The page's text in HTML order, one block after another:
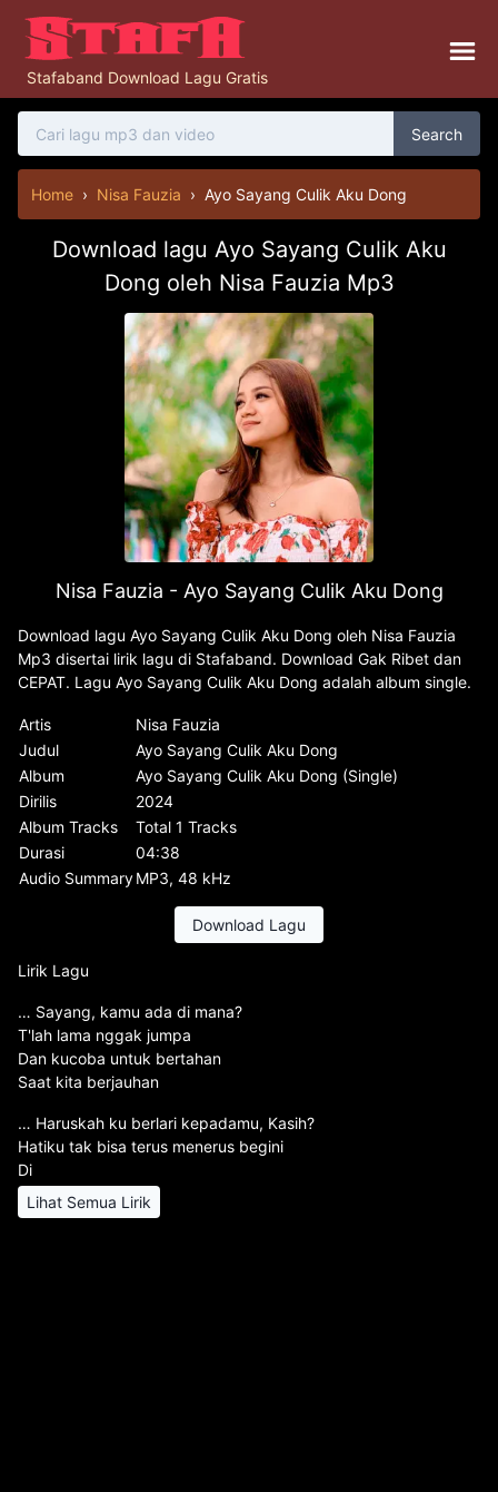
Stafaband Download Lagu Gratis
Search
Home › Nisa Fauzia › Ayo Sayang Culik Aku Dong
Download lagu Ayo Sayang Culik Aku
Dong oleh Nisa Fauzia Mp3
Nisa Fauzia - Ayo Sayang Culik Aku Dong
Download lagu Ayo Sayang Culik Aku Dong oleh Nisa Fauzia
Mp3 disertai lirik lagu di Stafaband. Download Gak Ribet dan
CEPAT. Lagu Ayo Sayang Culik Aku Dong adalah album single.
Artis
Nisa Fauzia
Judul
Ayo Sayang Culik Aku Dong
Album
Ayo Sayang Culik Aku Dong (Single)
Dirilis
2024
Album Tracks
Total 1 Tracks
Durasi
04:38
Audio SummaryMP3, 48 kHz
Download Lagu
Lirik Lagu
… Sayang, kamu ada di mana?
T'lah lama nggak jumpa
Dan kucoba untuk bertahan
Saat kita berjauhan
… Haruskah ku berlari kepadamu, Kasih?
Hatiku tak bisa terus menerus begini
Di
Lihat Semua Lirik